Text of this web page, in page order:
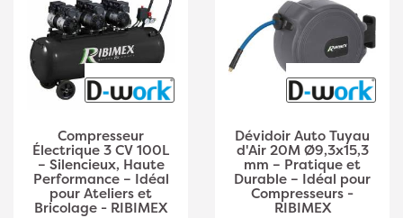
Compresseur
Électrique 3 CV 100L
– Silencieux, Haute
Performance – Idéal
pour Ateliers et
Bricolage - RIBIMEX
Dévidoir Auto Tuyau
d'Air 20M Ø9,3x15,3
mm – Pratique et
Durable – Idéal pour
Compresseurs -
RIBIMEX